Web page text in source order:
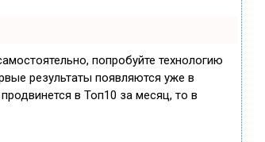
попробуйте технологию
результаты появляются уже в
в Топ10 за месяц, то в